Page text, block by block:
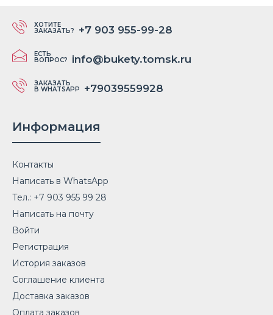
ХОТИТЕ
ЗАКАЗАТЬ? +7 903 955-99-28
ЕСТЬ
ВОПРОС? info@bukety.tomsk.ru
ЗАКАЗАТЬ
В WHATSAPP +79039559928
Информация
Контакты
Написать в WhatsApp
Тел.: +7 903 955 99 28
Написать на почту
Войти
Регистрация
История заказов
Соглашение клиента
Доставка заказов
Оплата заказов